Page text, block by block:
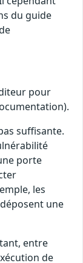
du guide
pour
suffisante.
porte
les
une
entre
de